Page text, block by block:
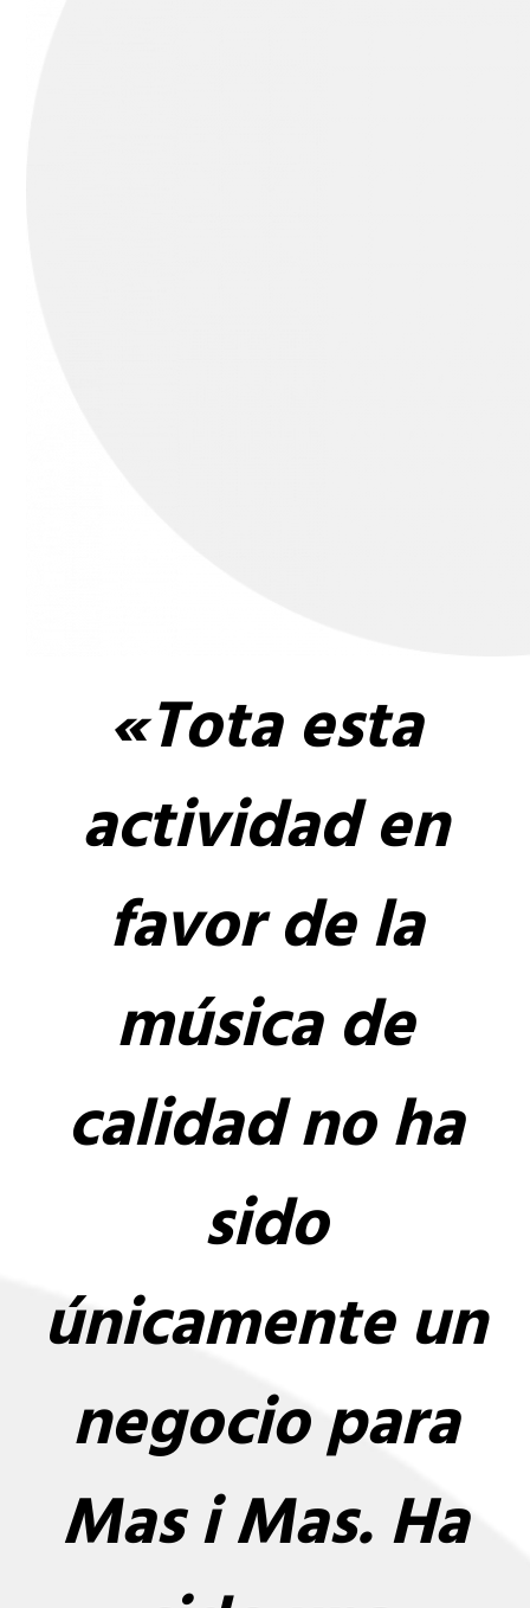
«Tota esta
actividad en
favor de la
música de
calidad no ha
sido
únicamente un
negocio para
Mas i Mas. Ha